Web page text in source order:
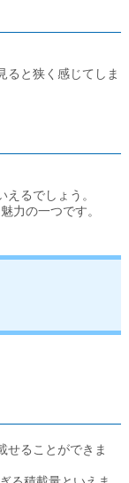
ると狭く感じてしま
るでしょう。
力の一つです。
せることができま